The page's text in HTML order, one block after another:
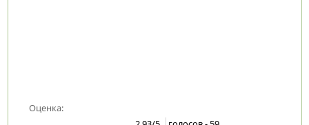
Оценка: